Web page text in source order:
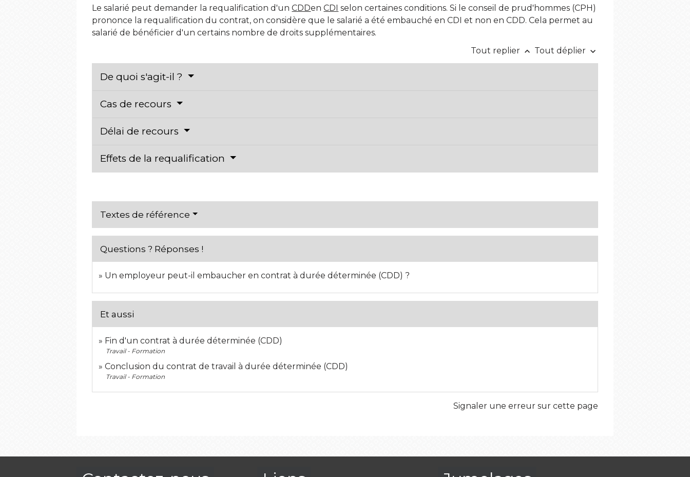
Le salarié peut demander la requalification d'unCDDenCDI selon certaines conditions. Si le conseil de prud'hommes (CPH)
prononce la requalification du contrat, on considère que le salarié a été embauché en CDI et non en CDD. Cela permet au
salarié de bénéficier d'un certains nombre de droits supplémentaires.
Tout replier keyboard_arrow_up Tout déplier keyboard_arrow_down
De quoi s'agit-il ?
Cas de recours
Délai de recours
Effets de la requalification
Textes de référence
Questions ? Réponses !
Un employeur peut-il embaucher en contrat à durée déterminée (CDD) ?
Et aussi
Fin d'un contrat à durée déterminée (CDD)
Travail - Formation
Conclusion du contrat de travail à durée déterminée (CDD)
Travail - Formation
Signaler une erreur sur cette page